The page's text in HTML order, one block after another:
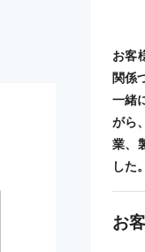
お客
関係
一緒
がら
業、
した
お